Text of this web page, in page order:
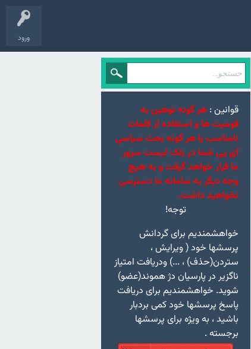
ورود
قوانین : هر گونه توهین به
قومیت ها و استفاده از کلمات
نامناسب یا هر گونه بحث سیاسی
آی پی شما در بلک لیست سرور
ما قرار خواهد گرفت و به هیچ
وجه دیگر به سامانه ما دسترسی
نخواهید داشت.
توجه!
خواهشمندیم برای گردانش
پرسشها خود ( ویرایش ،
ستردن(حذف) ، ...) ودریافت امتیاز
ناگزیر در پارسیان دژ هموند(عضو)
شوید. خواهشمندیم برای دریافت
پاسخ پرسشها خود کمی بردبار
باشید ، به ویژه برای پرسشها
برجسته .